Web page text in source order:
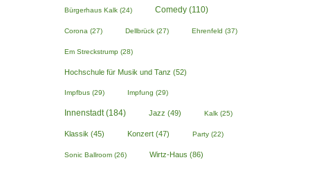
Bürgerhaus Kalk(24) Comedy(110)
Corona(27) Dellbrück(27) Ehrenfeld (37)
Em Streckstrump(28)
Hochschule für Musik und Tanz (52)
Impfbus(29) Impfung (29)
Innenstadt(184) Jazz (49) Kalk(25)
Klassik (45) Konzert(47) Party(22)
Sonic Ballroom(26) Wirtz-Haus (86)